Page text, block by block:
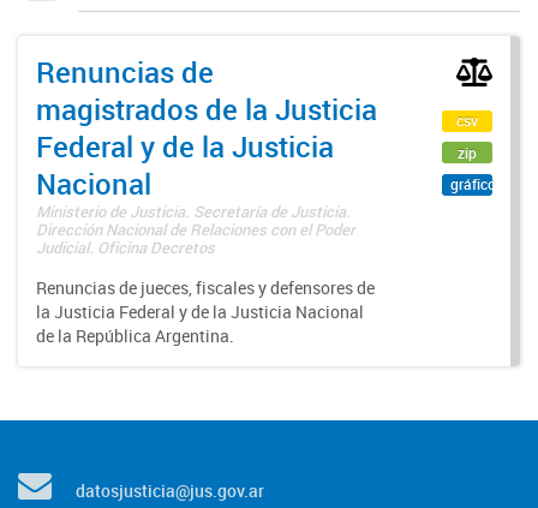
Renuncias de
magistrados de la Justicia
Federal y de la Justicia
Nacional
Ministerio de Justicia. Secretaría de Justicia.
Dirección Nacional de Relaciones con el Poder
Judicial. Oficina Decretos
Renuncias de jueces, fiscales y defensores de
la Justicia Federal y de la Justicia Nacional
de la República Argentina.
csv
zip
gráfico
datosjusticia@jus.gov.ar